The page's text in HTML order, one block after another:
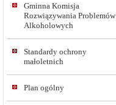
Gminna Komisja
Rozwiązywania Problemów
Alkoholowych
Standardy ochrony
małoletnich
Plan ogólny